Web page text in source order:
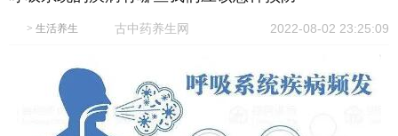
> 生活养生 古中药养生网 2022-08-02 23:25:09